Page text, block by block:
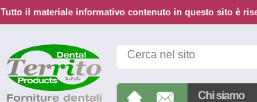
Tutto il materiale informativo contenuto in questo sito è
Chi siamo